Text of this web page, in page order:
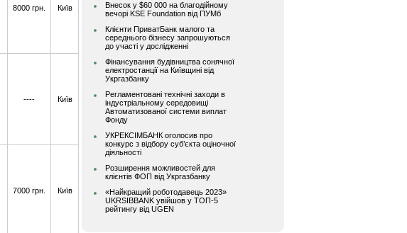
8000 грн. Київ
---- Київ
7000 грн. Київ
Внесок у $60 000 на благодійному
вечорі KSE Foundation від ПУМб
Клієнти ПриватБанк малого та
середнього бізнесу запрошуються
до участі у дослідженні
Фінансування будівництва сонячної
електростанції на Київщині від
Укргазбанку
Регламентовані технічні заходи в
індустріальному середовищі
Автоматизованої системи виплат
Фонду
УКРЕКСІМБАНК оголосив про
конкурс з відбору суб’єкта оціночної
діяльності
Розширення можливостей для
клієнтів ФОП від Укргазбанку
«Найкращий роботодавець 2023»
UKRSIBBANK увійшов у ТОП-5
рейтингу від UGEN